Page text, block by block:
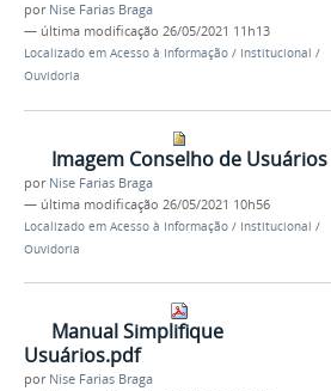
por Nise Farias Braga
— última modificação 26/05/2021 11h13
Localizado em Acesso à Informação / Institucional /
Ouvidoria
Imagem Conselho de Usuários
por Nise Farias Braga
— última modificação 26/05/2021 10h56
Localizado em Acesso à Informação / Institucional /
Ouvidoria
Manual Simplifique
Usuários.pdf
por Nise Farias Braga